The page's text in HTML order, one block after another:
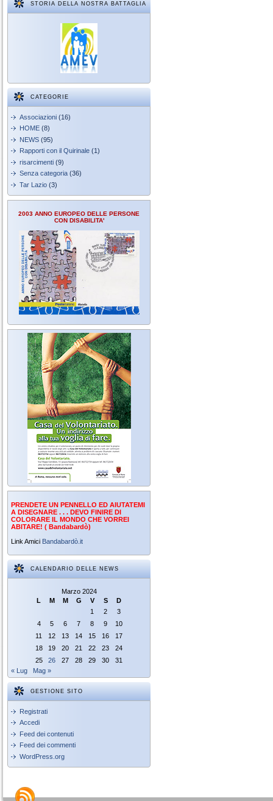
STORIA DELLA NOSTRA BATTAGLIA
CATEGORIE
Associazioni (16)
HOME (8)
NEWS (95)
Rapporti con il Quirinale (1)
risarcimenti (9)
Senza categoria (36)
Tar Lazio (3)
2003 ANNO EUROPEO DELLE PERSONE
CON DISABILITA'
PRENDETE UN PENNELLO ED AIUTATEMI
A DISEGNARE . . . DEVO FINIRE DI
COLORARE IL MONDO CHE VORREI
ABITARE! ( Bandabardò)
Link Amici Bandabardò.it
CALENDARIO DELLE NEWS
Marzo 2024
L
M M G V S
D
1
2
3
4
5 6 7 8 9
10
11
12 13 14 15 16
17
18
19 20 21 22 23
24
25
26 27 28 29 30
31
« Lug
Mag »
GESTIONE SITO
Registrati
Accedi
Feed dei contenuti
Feed dei commenti
WordPress.org